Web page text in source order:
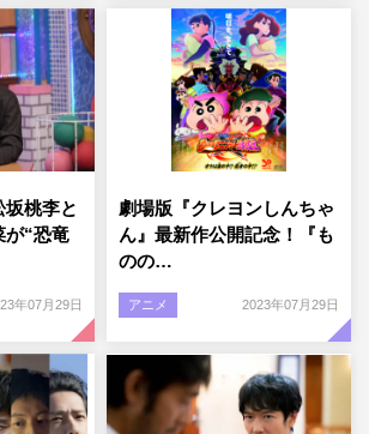
坂桃李と
が“恐竜
年07月29日
劇場版『クレヨンしんちゃ
ん』最新作公開記念！『も
のの…
アニメ 2023年07月29日